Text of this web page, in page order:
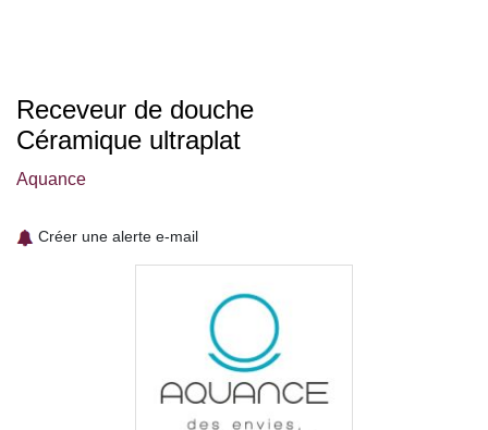
Receveur de douche
Céramique ultraplat
Aquance
Créer une alerte e-mail